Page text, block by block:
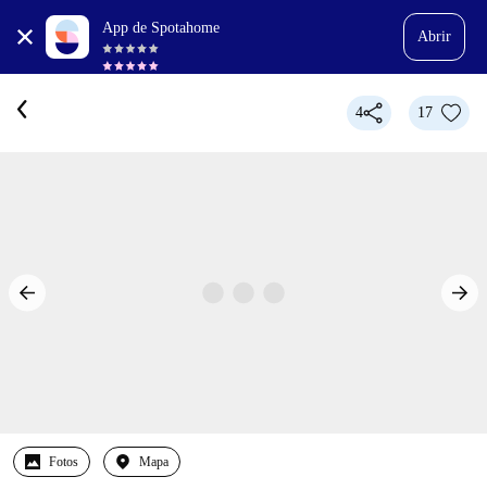
App de Spotahome
Abrir
4 17
Fotos Mapa